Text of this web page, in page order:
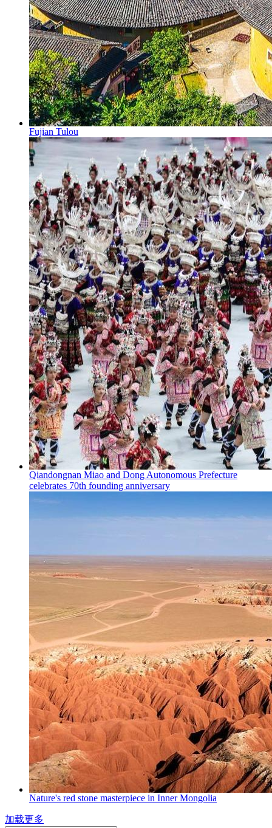
Fujian Tulou
Qiandongnan Miao and Dong Autonomous Prefecture
celebrates 70th founding anniversary
Nature's red stone masterpiece in Inner Mongolia
加载更多